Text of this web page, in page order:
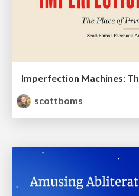
scottboms